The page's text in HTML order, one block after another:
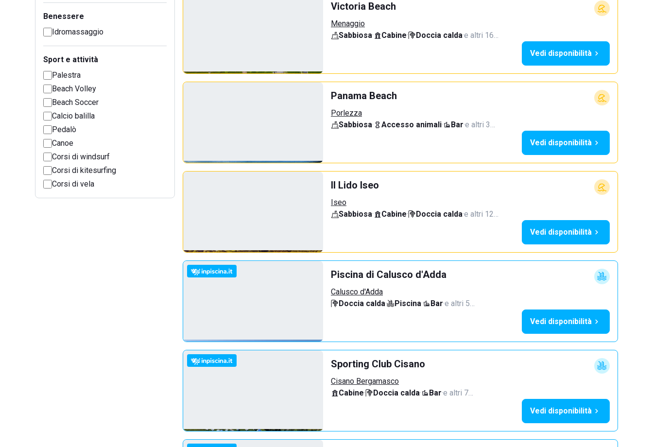
Benessere
Idromassaggio
Sport e attività
Palestra
Beach Volley
Beach Soccer
Calcio balilla
Pedalò
Canoe
Corsi di windsurf
Corsi di kitesurfing
Corsi di vela
Victoria Beach
Menaggio
Sabbiosa· Cabine· Doccia calda·e altri 16…
Vedi disponibilità
Panama Beach
Porlezza
Sabbiosa· Accesso animali· Bar·e altri 3…
Vedi disponibilità
Il Lido Iseo
Iseo
Sabbiosa· Cabine· Doccia calda·e altri 12…
Vedi disponibilità
Piscina di Calusco d'Adda
Calusco d'Adda
Doccia calda· Piscina· Bar·e altri 5…
Vedi disponibilità
Sporting Club Cisano
Cisano Bergamasco
Cabine· Doccia calda· Bar·e altri 7…
Vedi disponibilità